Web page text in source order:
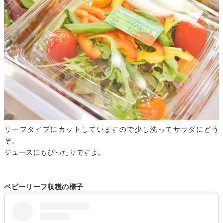
リーフタイプにカットしていますので少し洗ってサラダにどう
ぞ。
ジュースにもぴったりですよ。
ベビーリーフ収穫の様子